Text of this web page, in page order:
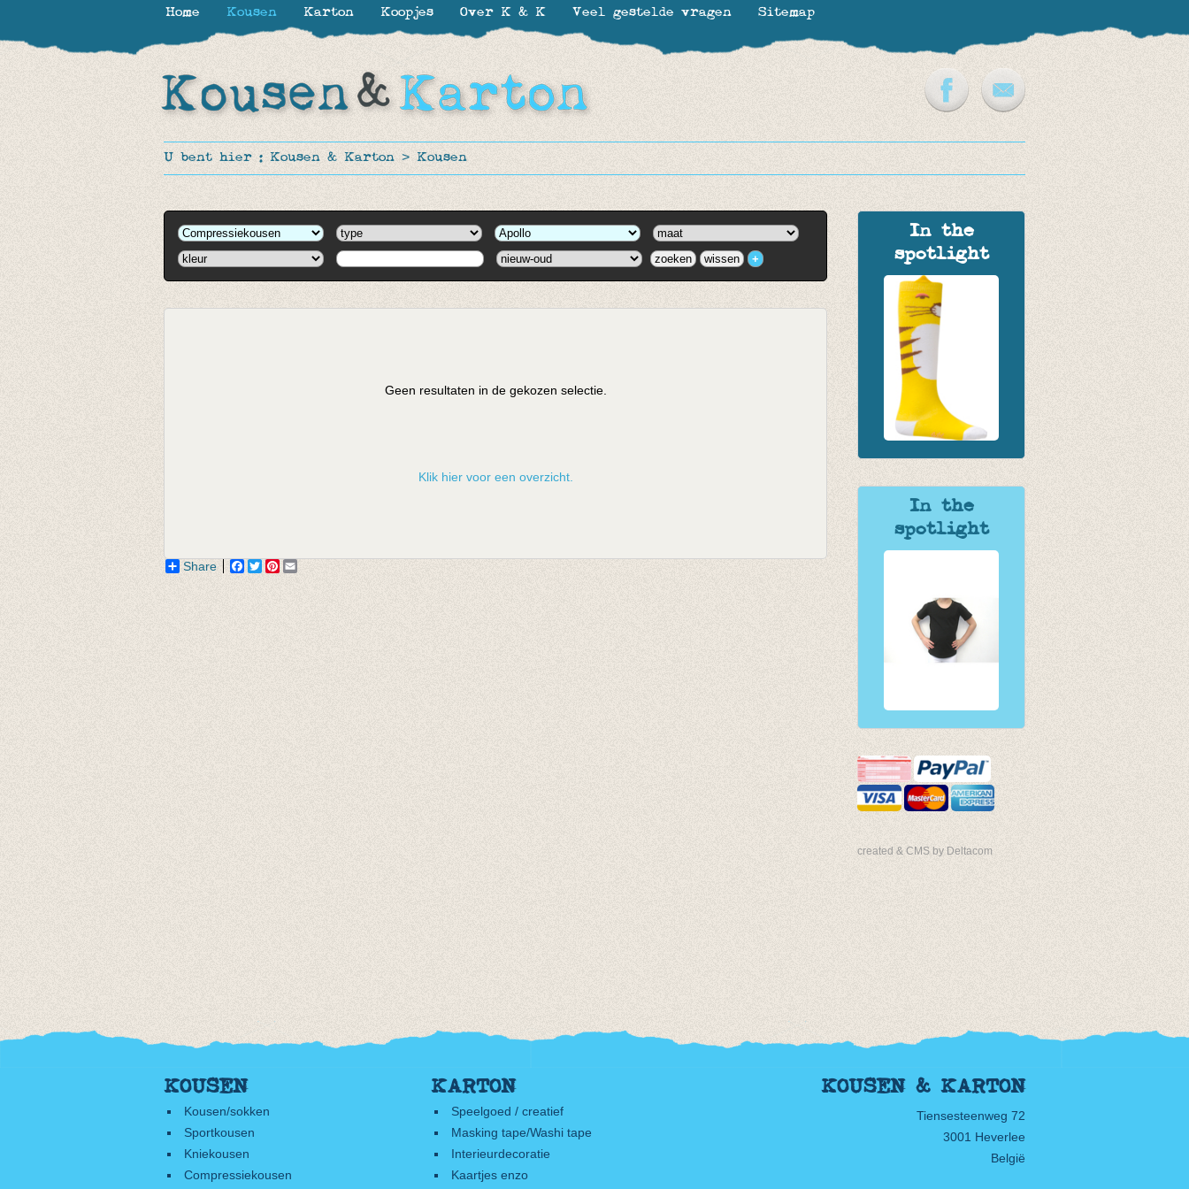
U bent hier : Kousen & Karton > Kousen
In the
spotlight
In the
spotlight
created & CMS by Deltacom
Geen resultaten in de gekozen selectie.
Klik hier voor een overzicht.
Share Facebook
TwitterPinterest
KOUSEN
Kousen/sokken
Sportkousen
Kniekousen
Compressiekousen
KARTON
Speelgoed / creatief
Masking tape/Washi tape
Interieurdecoratie
Kaartjes enzo
KOUSEN & KARTON
Tiensesteenweg 72
3001 Heverlee
België
Home Kousen Karton Koopjes Over K & K Veel gestelde vragen Sitemap